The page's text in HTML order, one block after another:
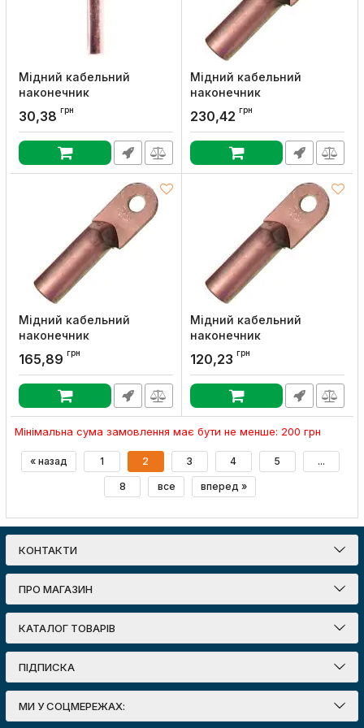
Мідний кабельний
наконечник
e.end.stand.dt.b10, E.NEXT
Артикул:
30,38 грн
Мідний кабельний
наконечник
e.end.stand.dt.95, E.NEXT
Артикул:
230,42 грн
Мідний кабельний
наконечник
e.end.stand.dt.70, E.NEXT
Артикул:
165,89 грн
Мідний кабельний
наконечник
e.end.stand.dt.50, E.NEXT
Артикул:
120,23 грн
Мінімальна сума замовлення має бути не менше: 200 грн
« назад 1 2 3 4 5 ...
8 все вперед »
КОНТАКТИ
ПРО МАГАЗИН
КАТАЛОГ ТОВАРІВ
ПІДПИСКА
МИ У СОЦМЕРЕЖАХ: